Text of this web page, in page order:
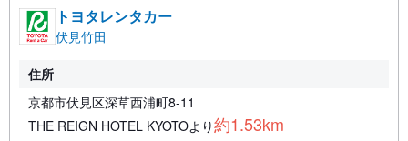
トヨタレンタカー
伏見竹田
住所
京都市伏見区深草西浦町8-11
THE REIGN HOTEL KYOTOより約1.53km